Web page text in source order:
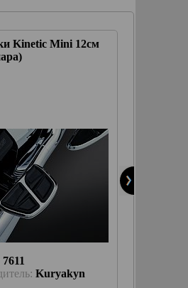
Kinetic Mini 12см
7611
Kuryakyn